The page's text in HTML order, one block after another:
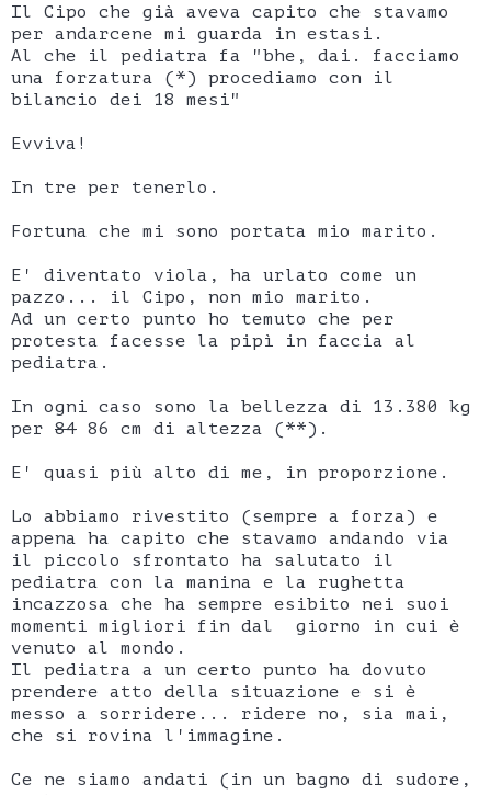
Il Cipo che già aveva capito che stavamo
per andarcene mi guarda in estasi.
Al che il pediatra fa "bhe, dai. facciamo
una forzatura (*) procediamo con il
bilancio dei 18 mesi"
Evviva!
In tre per tenerlo.
Fortuna che mi sono portata mio marito.
E' diventato viola, ha urlato come un
pazzo... il Cipo, non mio marito.
Ad un certo punto ho temuto che per
protesta facesse la pipì in faccia al
pediatra.
In ogni caso sono la bellezza di 13.380 kg
per 84 86 cm di altezza (**).
E' quasi più alto di me, in proporzione.
Lo abbiamo rivestito (sempre a forza) e
appena ha capito che stavamo andando via
il piccolo sfrontato ha salutato il
pediatra con la manina e la rughetta
incazzosa che ha sempre esibito nei suoi
momenti migliori fin dal giorno in cui è
venuto al mondo.
Il pediatra a un certo punto ha dovuto
prendere atto della situazione e si è
messo a sorridere... ridere no, sia mai,
che si rovina l'immagine.
Ce ne siamo andati (in un bagno di sudore,